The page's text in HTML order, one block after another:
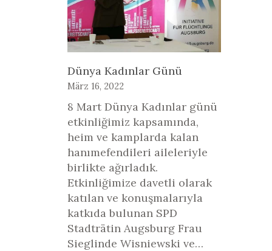
Dünya Kadınlar Günü
März 16, 2022
8 Mart Dünya Kadınlar günü
etkinliğimiz kapsamında,
heim ve kamplarda kalan
hanımefendileri aileleriyle
birlikte ağırladık.
Etkinliğimize davetli olarak
katılan ve konuşmalarıyla
katkıda bulunan SPD
Stadträtin Augsburg Frau
Sieglinde Wisniewski ve…